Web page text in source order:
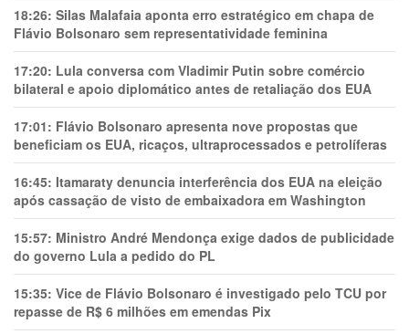
18:26: Silas Malafaia aponta erro estratégico em chapa de
Flávio Bolsonaro sem representatividade feminina
17:20: Lula conversa com Vladimir Putin sobre comércio
bilateral e apoio diplomático antes de retaliação dos EUA
17:01: Flávio Bolsonaro apresenta nove propostas que
beneficiam os EUA, ricaços, ultraprocessados e petrolíferas
16:45: Itamaraty denuncia interferência dos EUA na eleição
após cassação de visto de embaixadora em Washington
15:57: Ministro André Mendonça exige dados de publicidade
do governo Lula a pedido do PL
15:35: Vice de Flávio Bolsonaro é investigado pelo TCU por
repasse de R$ 6 milhões em emendas Pix